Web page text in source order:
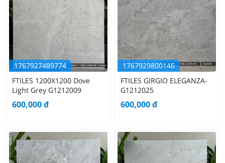
1767927489774
FTILES 1200X1200 Dove
Light Grey G1212009
600,000đ
1767929800146
FTILES GIRGIO ELEGANZA-
G1212025
600,000đ